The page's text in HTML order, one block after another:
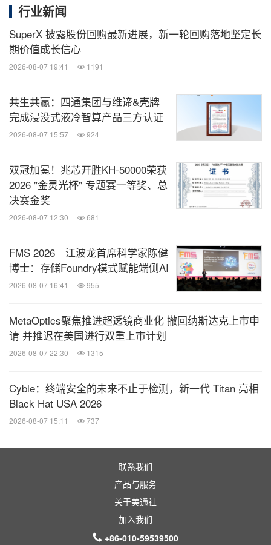
行业新闻
SuperX 披露股份回购最新进展，新一轮回购落地坚定长
期价值成长信心
2026-08-07 19:41 1191
共生共赢：四通集团与维谛&壳牌
完成浸没式液冷智算产品三方认证
2026-08-07 15:57 924
双冠加冕！兆芯开胜KH‑50000荣获
2026 "金灵光杯" 专题赛一等奖、总
决赛金奖
2026-08-07 12:30 681
FMS 2026｜江波龙首席科学家陈健
博士：存储Foundry模式赋能端侧AI
2026-08-07 16:41 955
MetaOptics聚焦推进超透镜商业化 撤回纳斯达克上市申
请 并推迟在美国进行双重上市计划
2026-08-07 22:30 1315
Cyble：终端安全的未来不止于检测，新一代 Titan 亮相
Black Hat USA 2026
2026-08-07 15:11 737
联系我们
产品与服务
关于美通社
加入我们
+86-010-59539500